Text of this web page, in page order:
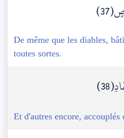
De même que les diables,
toutes sortes.
Et d'autres encore, accouplés